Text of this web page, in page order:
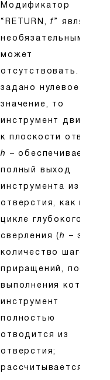
Модификатор
“RETURN,f” является
необязательным и
может
отсутствовать. Если
задано нулевое
значение, то
инструмент
к плоскости отвода.
h – обеспечивает
полный выход
инструмента из
отверстия, как и в
цикле глубокого
сверления ( h – это
количество шагов-
приращений, после
выполнения которых
инструмент
полностью
отводится из
отверстия;
рассчитывается как